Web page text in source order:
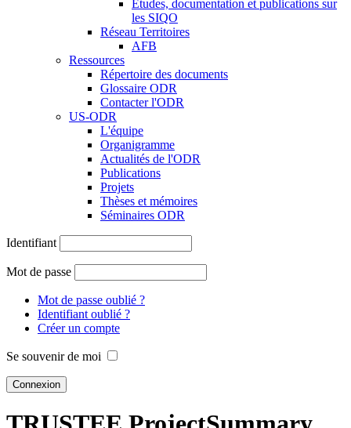
Etudes, documentation et publications sur
les SIQO
Réseau Territoires
AFB
Ressources
Répertoire des documents
Glossaire ODR
Contacter l'ODR
US-ODR
L'équipe
Organigramme
Actualités de l'ODR
Publications
Projets
Thèses et mémoires
Séminaires ODR
Identifiant
Mot de passe
Mot de passe oublié ?
Identifiant oublié ?
Créer un compte
Se souvenir de moi